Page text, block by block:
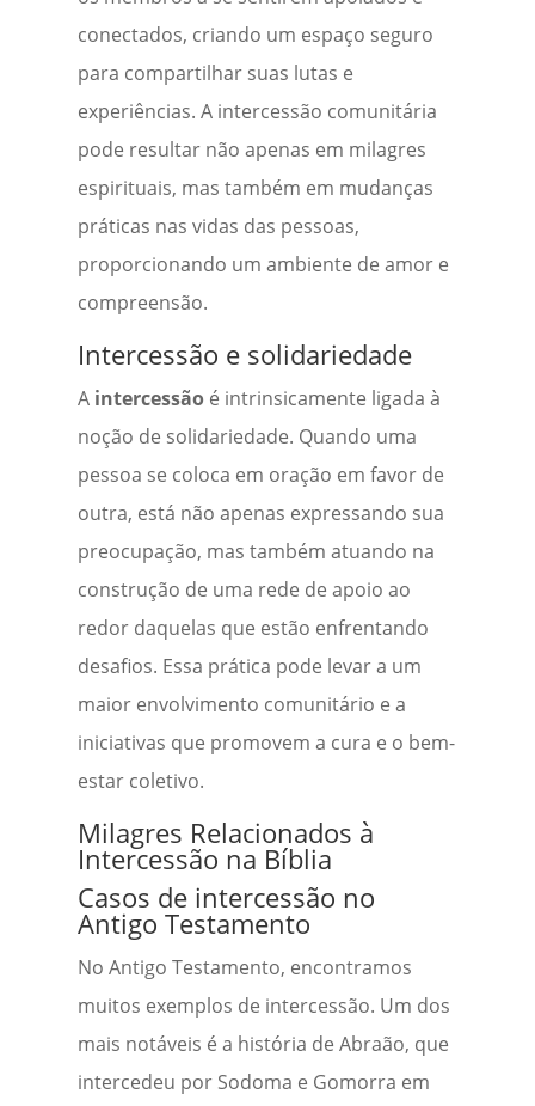
conectados, criando um espaço seguro
para compartilhar suas lutas e
experiências. A intercessão comunitária
pode resultar não apenas em milagres
espirituais, mas também em mudanças
práticas nas vidas das pessoas,
proporcionando um ambiente de amor e
compreensão.
Intercessão e solidariedade
A intercessãoé intrinsicamente ligada à
noção de solidariedade. Quando uma
pessoa se coloca em oração em favor de
outra, está não apenas expressando sua
preocupação, mas também atuando na
construção de uma rede de apoio ao
redor daquelas que estão enfrentando
desafios. Essa prática pode levar a um
maior envolvimento comunitário e a
iniciativas que promovem a cura e o bem-
estar coletivo.
Milagres Relacionados à
Intercessão na Bíblia
Casos de intercessão no
Antigo Testamento
No Antigo Testamento, encontramos
muitos exemplos de intercessão. Um dos
mais notáveis é a história de Abraão, que
intercedeu por Sodoma e Gomorra em